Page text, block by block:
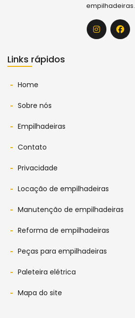
empilhadeiras.
Links rápidos
Home
Sobre nós
Empilhadeiras
Contato
Privacidade
Locação de empilhadeiras
Manutenção de empilhadeiras
Reforma de empilhadeiras
Peças para empilhadeiras
Paleteira elétrica
Mapa do site